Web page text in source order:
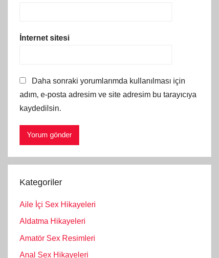
İnternet sitesi
Daha sonraki yorumlarımda kullanılması için
adım, e-posta adresim ve site adresim bu tarayıcıya
kaydedilsin.
Kategoriler
Aile İçi Sex Hikayeleri
Aldatma Hikayeleri
Amatör Sex Resimleri
Anal Sex Hikayeleri